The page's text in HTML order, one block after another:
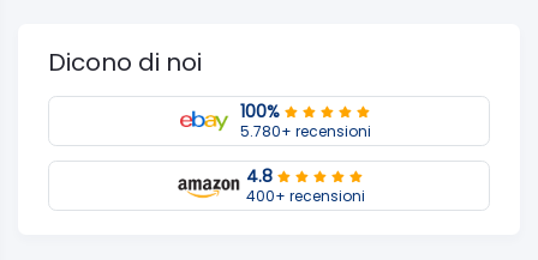
Dicono di noi
100%
5.780+ recensioni
4.8
400+ recensioni